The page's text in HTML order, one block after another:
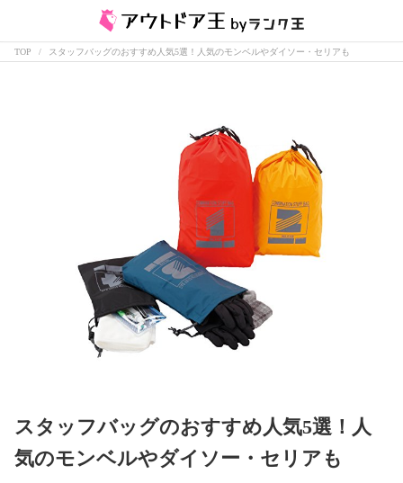
TOP スタッフバッグのおすすめ人気5選！人気のモンベルやダイソー・セリアも
スタッフバッグのおすすめ人気5選！人
気のモンベルやダイソー・セリアも